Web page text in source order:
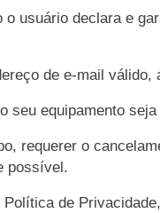
usuário declara e
de e-mail
seu equipamento
requerer o
possível.
de